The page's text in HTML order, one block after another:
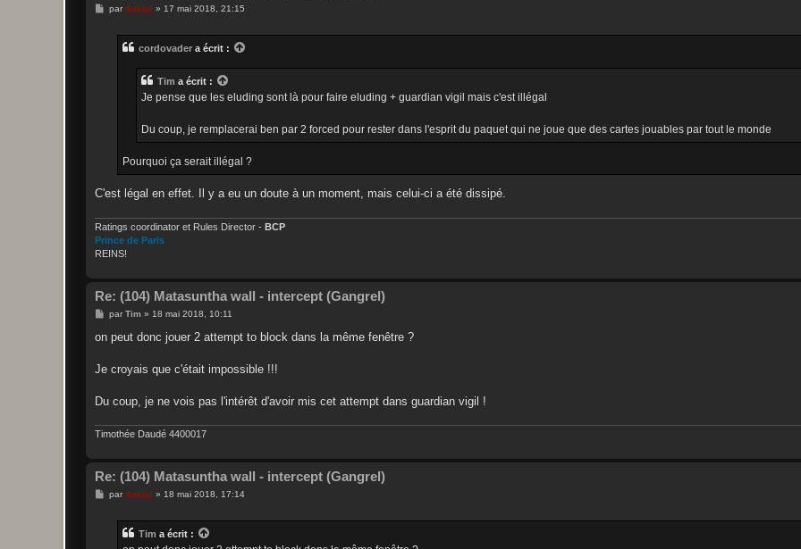
MparAnkha » 17 mai 2018, 21:15
cordovader a écrit :
Tim a écrit :
Je pense que les eluding sont là pour faire eluding + guardian vigil mais c'est illégal
Du coup, je remplacerai ben par 2 forced pour rester dans l'esprit du paquet qui ne joue que des cartes jouables par tout le monde
Pourquoi ça serait illégal ?
C'est légal en effet. Il y a eu un doute à un moment, mais celui-ci a été dissipé.
Ratings coordinator et Rules Director - BCP
Prince de Paris
REINS!
Re: (104) Matasuntha wall - intercept (Gangrel)
M
s
g
parTim» 18 mai 2018, 10:11
on peut donc jouer 2 attempt to block dans la même fenêtre ?
Je croyais que c'était impossible !!!
Du coup, je ne vois pas l'intérêt d'avoir mis cet attempt dans guardian vigil !
Timothée Daudé 4400017
Re: (104) Matasuntha wall - intercept (Gangrel)
MparAnkha » 18 mai 2018, 17:14
Tim a écrit :